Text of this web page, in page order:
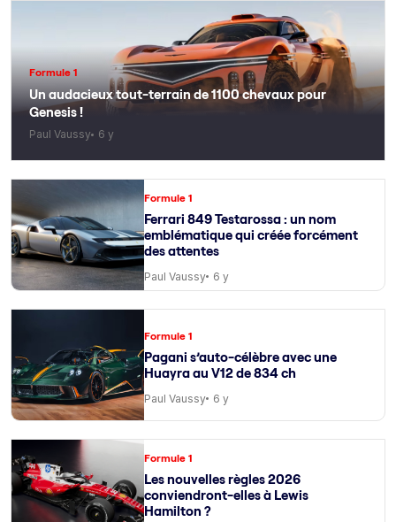
Formule 1
Un audacieux tout-terrain de 1100 chevaux pour
Genesis !
Paul Vaussy 6 y
Formule 1
Ferrari 849 Testarossa : un nom
emblématique qui créée forcément
des attentes
Paul Vaussy 6 y
Formule 1
Pagani s’auto-célèbre avec une
Huayra au V12 de 834 ch
Paul Vaussy 6 y
Formule 1
Les nouvelles règles 2026
conviendront-elles à Lewis
Hamilton ?